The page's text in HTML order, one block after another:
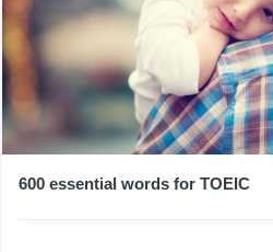
600 essential words for TOEIC